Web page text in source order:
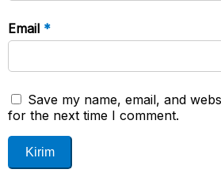
Email *
Save my name, email, and
for the next time I comment.